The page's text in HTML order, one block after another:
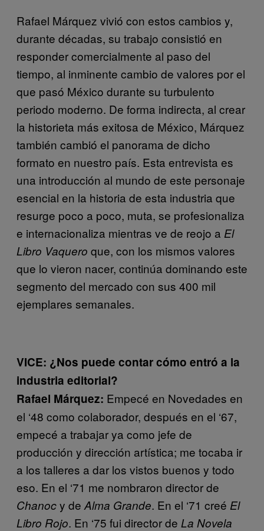
Rafael Márquez vivió con estos cambios y,
durante décadas, su trabajo consistió en
responder comercialmente al paso del
tiempo, al inminente cambio de valores por el
que pasó México durante su turbulento
periodo moderno. De forma indirecta, al crear
la historieta más exitosa de México, Márquez
también cambió el panorama de dicho
formato en nuestro país. Esta entrevista es
una introducción al mundo de este personaje
esencial en la historia de esta industria que
resurge poco a poco, muta, se profesionaliza
e internacionaliza mientras ve de reojo a El
Libro Vaquero que, con los mismos valores
que lo vieron nacer, continúa dominando este
segmento del mercado con sus 400 mil
ejemplares semanales.
VICE: ¿Nos puede contar cómo entró a la
industria editorial?
Rafael Márquez: Empecé en Novedades en
el ‘48 como colaborador, después en el ‘67,
empecé a trabajar ya como jefe de
producción y dirección artística; me tocaba ir
a los talleres a dar los vistos buenos y todo
eso. En el ‘71 me nombraron director de
Chanocy de Alma Grande. En el ‘71 creé El
Libro Rojo. En ‘75 fui director de La Novela